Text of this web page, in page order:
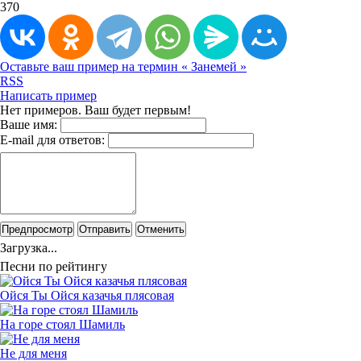
370
Оставьте ваш пример на термин « Занемей »
RSS
Написать пример
Нет примеров. Ваш будет первым!
Ваше имя:
E-mail для ответов:
Предпросмотр Отправить Отменить
Загрузка...
Песни по рейтингу
Ойся Ты Ойся казачья плясовая
На горе стоял Шамиль
Не для меня